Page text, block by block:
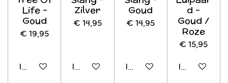
Life -
Goud
€ 19,95
In winkelwagen
Zilver
€ 14,95
In winkelwagen
Goud
€ 14,95
In winkelwagen
d -
Goud /
Roze
€ 15,95
In